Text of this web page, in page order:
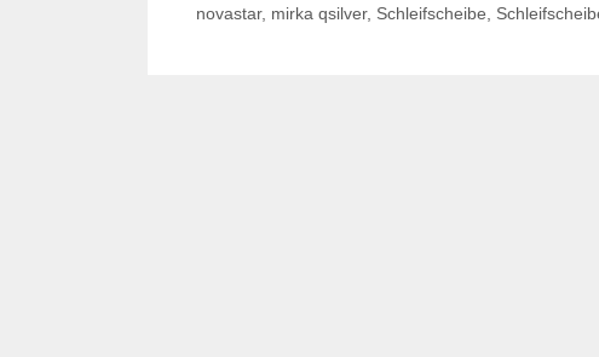
novastar, mirka qsilver, Schleifscheibe